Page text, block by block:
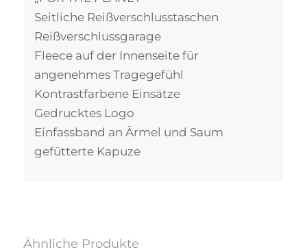
Seitliche Reißverschlusstaschen
Reißverschlussgarage
Fleece auf der Innenseite für
angenehmes Tragegefühl
Kontrastfarbene Einsätze
Gedrucktes Logo
Einfassband an Ärmel und Saum
gefütterte Kapuze
Ähnliche Produkte